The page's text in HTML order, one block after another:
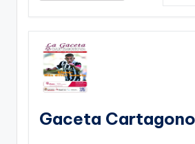
Gaceta